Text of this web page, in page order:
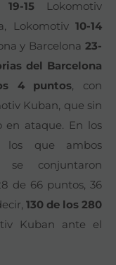
19-15Lokomotiv
Lokomotiv10-14
y Barcelona23-
del Barcelona
4 puntos, con
Kuban, que sin
en ataque. En los
los que ambos
conjuntaron
de 66 puntos, 36
130 de los 280
Kuban ante el